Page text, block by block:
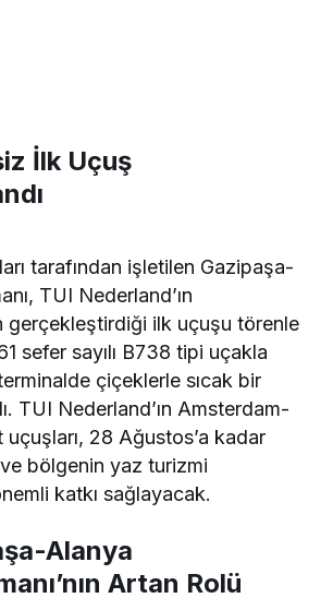
İlk Uçuş
tarafından işletilen Gazipaşa-
TUI Nederland’ın
gerçekleştirdiği ilk uçuşu törenle
sefer sayılı B738 tipi uçakla
çiçeklerle sıcak bir
TUI Nederland’ın Amsterdam-
28 Ağustos’a kadar
bölgenin yaz turizmi
katkı sağlayacak.
Alanya
Artan Rolü